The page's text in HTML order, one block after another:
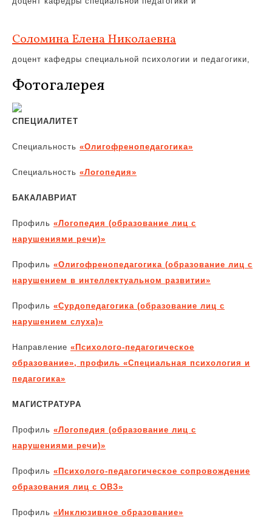
Соломина Елена Николаевна
доцент кафедры специальной психологии и педагогики,
Фотогалерея
СПЕЦИАЛИТЕТ
Специальность «Олигофренопедагогика»
Специальность «Логопедия»
БАКАЛАВРИАТ
Профиль «Логопедия (образование лиц с
нарушениями речи)»
Профиль «Олигофренопедагогика (образование лиц с
нарушением в интеллектуальном развитии»
Профиль «Сурдопедагогика (образование лиц с
нарушением слуха)»
Направление «Психолого-педагогическое
образование», профиль «Специальная психология и
педагогика»
МАГИСТРАТУРА
Профиль «Логопедия (образование лиц с
нарушениями речи)»
Профиль «Психолого-педагогическое сопровождение
образования лиц с ОВЗ»
Профиль «Инклюзивное образование»